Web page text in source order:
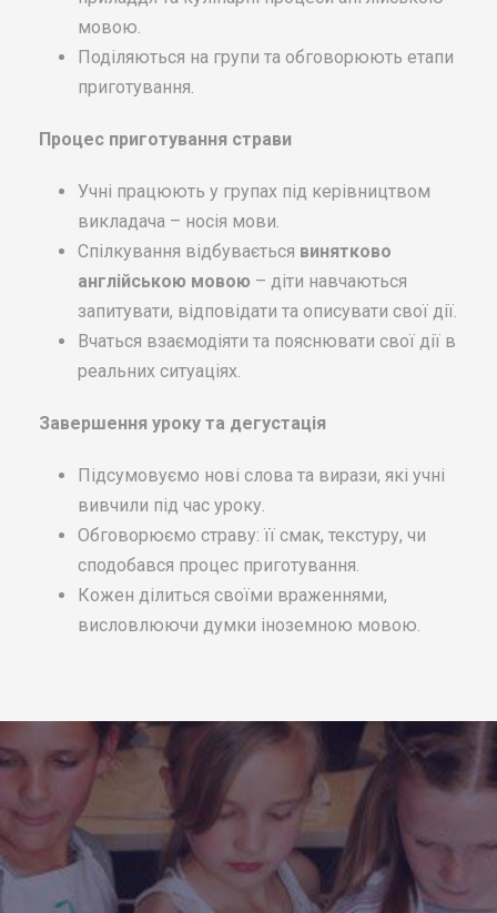
мовою.
Поділяються на групи та обговорюють етапи
приготування.
Процес приготування страви
Учні працюють у групах під керівництвом
викладача – носія мови.
Спілкування відбувається винятково
англійською мовою – діти навчаються
запитувати, відповідати та описувати свої дії.
Вчаться взаємодіяти та пояснювати свої дії в
реальних ситуаціях.
Завершення уроку та дегустація
Підсумовуємо нові слова та вирази, які учні
вивчили під час уроку.
Обговорюємо страву: її смак, текстуру, чи
сподобався процес приготування.
Кожен ділиться своїми враженнями,
висловлюючи думки іноземною мовою.